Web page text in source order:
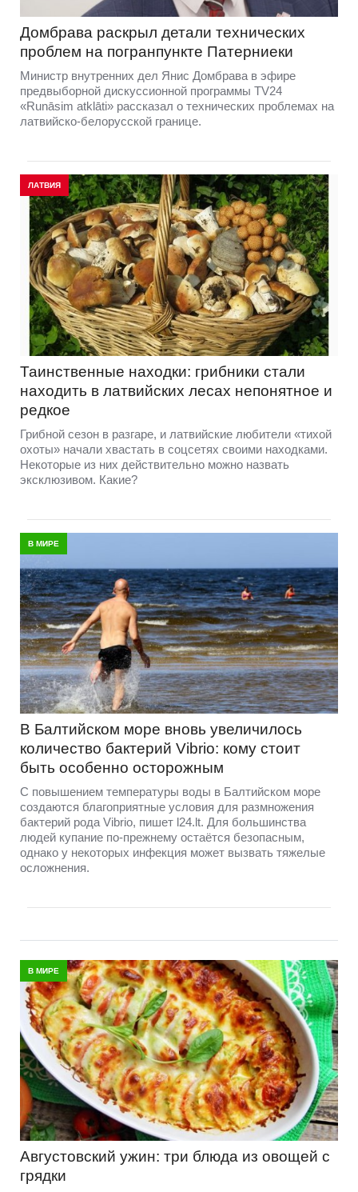
Домбравa раскрыл детали технических
проблем на погранпункте Патерниеки
Министр внутренних дел Янис Домбрава в эфире
предвыборной дискуссионной программы TV24
«Runāsim atklāti» рассказал о технических проблемах на
латвийско-белорусской границе.
ЛАТВИЯ
Таинственные находки: грибники стали
находить в латвийских лесах непонятное и
редкое
Грибной сезон в разгаре, и латвийские любители «тихой
охоты» начали хвастать в соцсетях своими находками.
Некоторые из них действительно можно назвать
эксклюзивом. Какие?
В МИРЕ
В Балтийском море вновь увеличилось
количество бактерий Vibrio: кому стоит
быть особенно осторожным
С повышением температуры воды в Балтийском море
создаются благоприятные условия для размножения
бактерий рода Vibrio, пишет l24.lt. Для большинства
людей купание по-прежнему остаётся безопасным,
однако у некоторых инфекция может вызвать тяжелые
осложнения.
В МИРЕ
Августовский ужин: три блюда из овощей с
грядки